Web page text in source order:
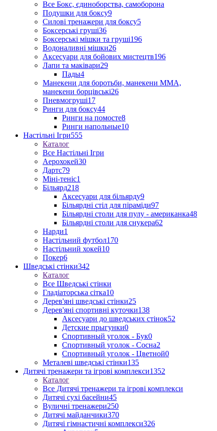
Все Бокс, єдиноборства, самоборона
Подушки для боксу9
Силові тренажери для боксу5
Боксерські груші36
Боксерські мішки та груші196
Водоналивні мішки26
Аксесуари для бойових мистецтв196
Лапи та маківари29
Пады4
Манекени для боротьби, манекени ММА,
манекени борцівські26
Пневмогруші17
Ринги для боксу44
Ринги на помосте8
Ринги напольные10
Настільні Ігри555
Каталог
Все Настільні Ігри
Аерохокей30
Дартс79
Міні-теніс1
Більярд218
Аксесуари для більярду9
Більярдні стіл для піраміди97
Більярдні столи для пулу - американка48
Більярдні столи для снукера62
Нарди1
Настільний футбол170
Настільний хокей10
Покер6
Шведські стінки342
Каталог
Все Шведські стінки
Гладіаторська сітка10
Дерев'яні шведські стінки25
Дерев'яні спортивні куточки138
Аксесуари до шведських стінок52
Детские прыгунки0
Спортивный уголок - Бук0
Спортивный уголок - Сосна2
Спортивный уголок - Цветной0
Металеві шведські стінки135
Дитячі тренажери та ігрові комплекси1352
Каталог
Все Дитячі тренажери та ігрові комплекси
Дитячі сухі басейни45
Вуличні тренажери250
Дитячі майданчики370
Дитячі гімнастичні комплекси326